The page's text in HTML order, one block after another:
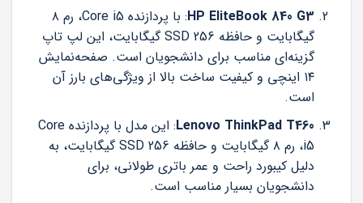
HP EliteBook 840 G3
: با پردازنده Core i5، رم ۸
گیگابایت و حافظه SSD 256 گیگابایت، این لپ تاپ
گزینه‌ای مناسب برای دانشجویان است. صفحه‌نمایش
۱۴ اینچی و کیفیت ساخت بالا از ویژگی‌های بارز آن
است.
Lenovo ThinkPad T460
: این مدل با پردازنده Core
i5، رم ۸ گیگابایت و حافظه SSD 256 گیگابایت، به
دلیل کیبورد راحت و عمر باتری طولانی، برای
دانشجویان بسیار مناسب است.